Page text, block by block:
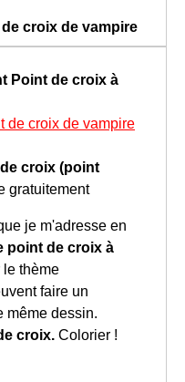
croix de vampire
Point de croix à
de croix de vampire
croix (point
gratuitement
je m'adresse en
point de croix à
le thème
faire un
même dessin.
croix. Colorier !